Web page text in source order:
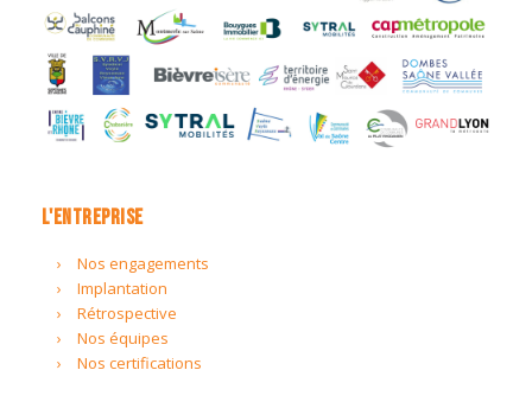
L'ENTREPRISE
Nos engagements
Implantation
Rétrospective
Nos équipes
Nos certifications